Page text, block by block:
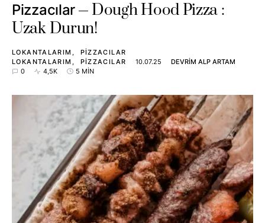
Pizzacılar
Dough Hood Pizza :
Uzak Durun!
LOKANTALARIM
PIZZACILAR
LOKANTALARIM
PIZZACILAR 10.07.25
DEVRIM ALP ARTAM
0
4,5K 5 MIN